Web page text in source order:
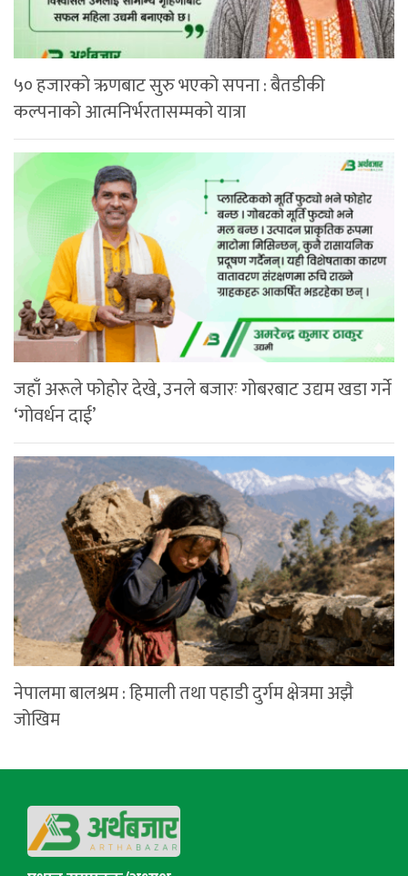
५० हजारको ऋणबाट सुरु भएको सपना : बैतडीकी
कल्पनाको आत्मनिर्भरतासम्मको यात्रा
जहाँ अरूले फोहोर देखे, उनले बजारः गोबरबाट उद्यम खडा गर्ने
‘गोवर्धन दाई’
नेपालमा बालश्रम : हिमाली तथा पहाडी दुर्गम क्षेत्रमा अझै
जोखिम